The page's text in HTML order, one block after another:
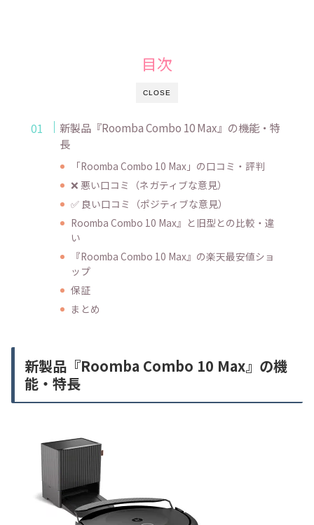
CLOSE
目次
新製品『Roomba Combo 10 Max』の機能・特
長
「Roomba Combo 10 Max」の口コミ・評判
❌ 悪い口コミ（ネガティブな意見）
✅ 良い口コミ（ポジティブな意見）
Roomba Combo 10 Max』と旧型との比較・違
い
『Roomba Combo 10 Max』の楽天最安値ショ
ップ
保証
まとめ
新製品『Roomba Combo 10 Max』の機
能・特長